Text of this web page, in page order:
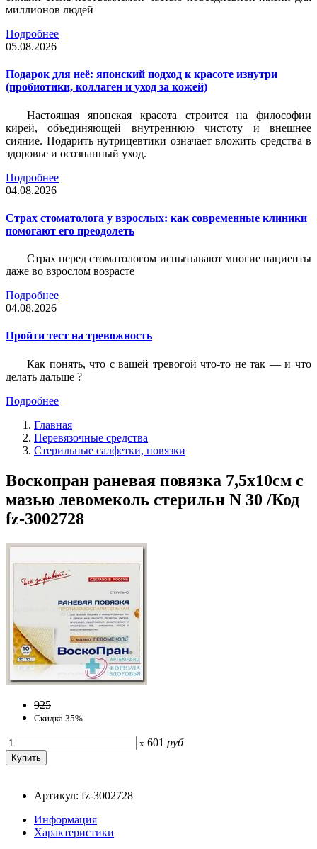
миллионов людей
Подробнее
05.08.2026
Подарок для неё: японский подход к красоте изнутри
(пробиотики, коллаген и уход за кожей)
Настоящая японская красота строится на философии
кирей, объединяющей внутреннюю чистоту и внешнее
сияние. Подарить нутрицевтики означает вложить средства в
здоровье и осознанный уход.
Подробнее
04.08.2026
Страх стоматолога у взрослых: как современные клиники
помогают его преодолеть
Страх перед стоматологом испытывают многие пациенты
даже во взрослом возрасте
Подробнее
04.08.2026
Пройти тест на тревожность
Как понять, что с вашей тревогой что-то не так — и что
делать дальше ?
Подробнее
Главная
Перевязочные средства
Стерильные салфетки, повязки
Воскопран раневая повязка 7,5х10см с
мазью левомеколь стерильн N 30 /Код
fz-3002728
925
Скидка 35%
x 601 руб
Артикул: fz-3002728
Информация
Характеристики